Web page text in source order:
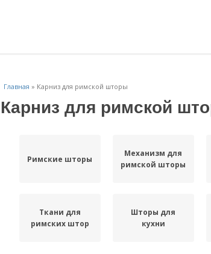
Главная » Карниз для римской шторы
Карниз для римской
Римские шторы
Механизм для
римской шторы
Ткани для
римских штор
Шторы для
кухни